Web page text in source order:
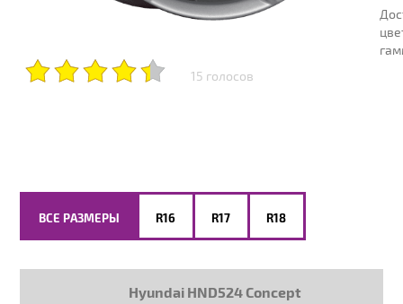
15 голосов
ВСЕ РАЗМЕРЫ R16 R17 R18
Hyundai HND524 Concept